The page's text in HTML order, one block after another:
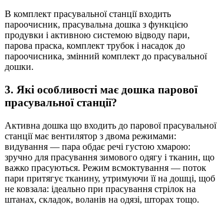
В комплект прасувальної станції входить
пароочисник, прасувальна дошка з функцією
продувки і активною системою відводу пари,
парова праска, комплект трубок і насадок до
пароочисника, змінний комплект до прасувальної
дошки.
3. Які особливості має дошка парової
прасувальної станції?
Активна дошка що входить до парової прасувальної
станції має вентилятор з двома режимами:
видування — пара обдає речі густою хмарою:
зручно для прасування зимового одягу і тканин, що
важко прасуються. Режим всмоктування — поток
пари притягує тканину, утримуючи її на дошці, щоб
не ковзала: ідеально при прасування стрілок на
штанах, складок, воланів на одязі, шторах тощо.